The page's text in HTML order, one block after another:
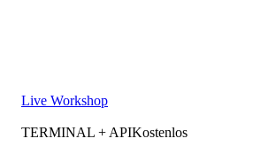
Live Workshop
TERMINAL + APIKostenlos